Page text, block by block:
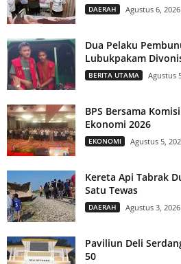
DAERAH Agustus 6, 2026
Dua Pelaku
Lubukpakam
BERITA UTAMA Agustus
BPS Bersama
Ekonomi 2026
EKONOMI Agustus 5,
Kereta Api Tabrak
Satu Tewas
DAERAH Agustus 3, 2026
Paviliun Deli
50